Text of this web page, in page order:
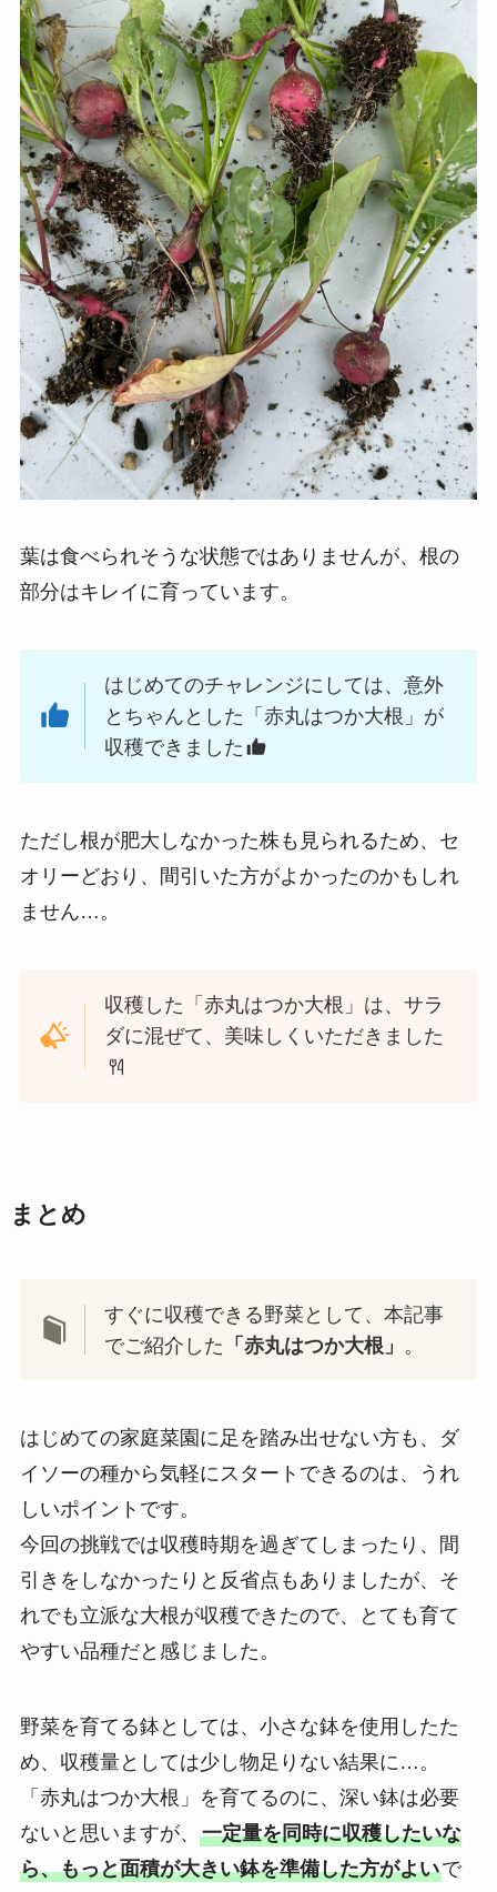
葉は食べられそうな状態ではありませんが、根の
部分はキレイに育っています。
はじめてのチャレンジにしては、意外
とちゃんとした「赤丸はつか大根」が
収穫できました
ただし根が肥大しなかった株も見られるため、セ
オリーどおり、間引いた方がよかったのかもしれ
ません…。
収穫した「赤丸はつか大根」は、サラ
ダに混ぜて、美味しくいただきました
まとめ
すぐに収穫できる野菜として、本記事
でご紹介した 「赤丸はつか大根」 。
はじめての家庭菜園に足を踏み出せない方も、ダ
イソーの種から気軽にスタートできるのは、うれ
しいポイントです。
今回の挑戦では収穫時期を過ぎてしまったり、間
引きをしなかったりと反省点もありましたが、そ
れでも立派な大根が収穫できたので、とても育て
やすい品種だと感じました。
野菜を育てる鉢としては、小さな鉢を使用したた
め、収穫量としては少し物足りない結果に…。
「赤丸はつか大根」を育てるのに、深い鉢は必要
ないと思いますが、 一定量を同時に収穫したいな
ら、もっと面積が大きい鉢を準備した方がよいで